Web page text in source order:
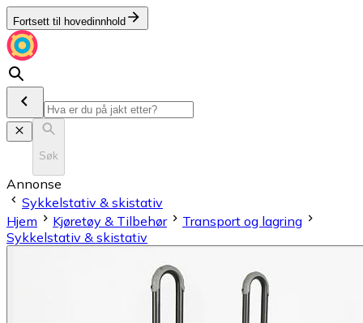
Fortsett til hovedinnhold
Søk
Annonse
Sykkelstativ & skistativ
Hjem
Kjøretøy & Tilbehør
Transport og lagring
Sykkelstativ & skistativ